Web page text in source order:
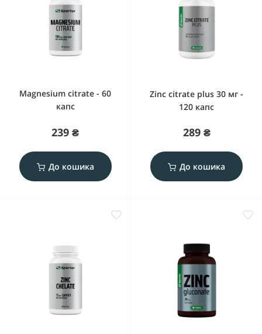
Magnesium citrate - 60
капс
239 ₴
До кошика
Zinc citrate plus 30 мг -
120 капс
289 ₴
До кошика